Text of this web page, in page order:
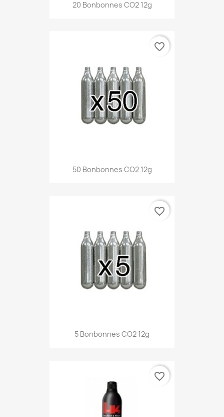

20 Bonbonnes CO2 12g
Aperçu rapide
50 Bonbonnes CO2 12g
favorite_border
Aperçu rapide
5 Bonbonnes CO2 12g
favorite_border
favorite_border